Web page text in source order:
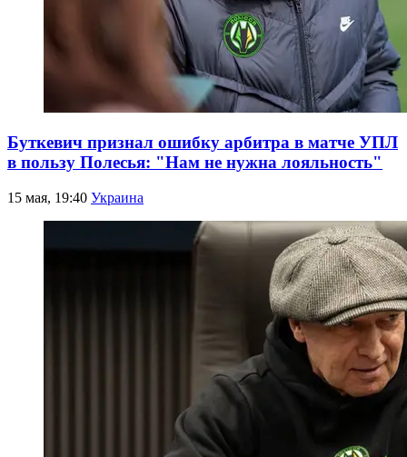
Буткевич признал ошибку арбитра в матче УПЛ
в пользу Полесья: "Нам не нужна лояльность"
15 мая, 19:40 Украина